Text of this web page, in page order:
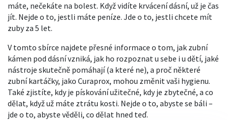
máte, nečekáte na bolest. Když vidíte krvácení dásní, už je čas
jít. Nejde o to, jestli máte peníze. Jde o to, jestli chcete mít
zuby za 5 let.
V tomto sbírce najdete přesné informace o tom, jak zubní
kámen pod dásní vzniká, jak ho rozpoznat u sebe i u dětí, jaké
nástroje skutečně pomáhají (a které ne), a proč některé
zubní kartáčky, jako Curaprox, mohou změnit vaši hygienu.
Také zjistíte, kdy je pískování užitečné, kdy je zbytečné, a co
dělat, když už máte ztrátu kosti. Nejde o to, abyste se báli –
jde o to, abyste věděli, co dělat hned teď.